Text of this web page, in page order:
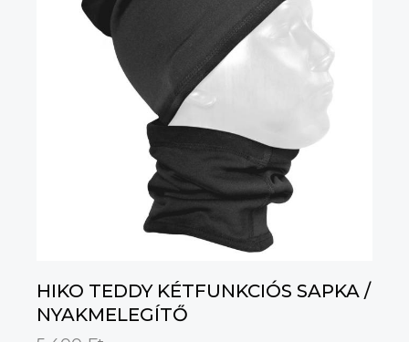
HIKO TEDDY KÉTFUNKCIÓS SAPKA /
NYAKMELEGÍTŐ